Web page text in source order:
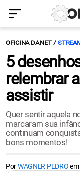
OFICINA DA NET
5
relembrar
assistir
Quer sentir aquela
marcaram sua
continuam
bons momentos!
PorWAGNER PEDROem